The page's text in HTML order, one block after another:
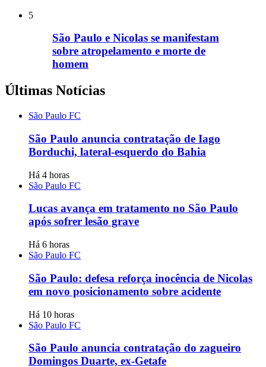
5
São Paulo e Nicolas se manifestam
sobre atropelamento e morte de
homem
Últimas Notícias
São Paulo FC
São Paulo anuncia contratação de Iago
Borduchi, lateral-esquerdo do Bahia
Há 4 horas
São Paulo FC
Lucas avança em tratamento no São Paulo
após sofrer lesão grave
Há 6 horas
São Paulo FC
São Paulo: defesa reforça inocência de Nicolas
em novo posicionamento sobre acidente
Há 10 horas
São Paulo FC
São Paulo anuncia contratação do zagueiro
Domingos Duarte, ex-Getafe